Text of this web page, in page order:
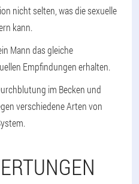
nicht selten, was die sexuelle
kann.
Mann das gleiche
Empfindungen erhalten.
im Becken und
verschiedene Arten von